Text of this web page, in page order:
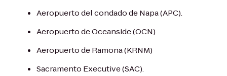
Aeropuerto del condado de Napa (APC).
Aeropuerto de Oceanside (OCN)
Aeropuerto de Ramona (KRNM)
Sacramento Executive (SAC).